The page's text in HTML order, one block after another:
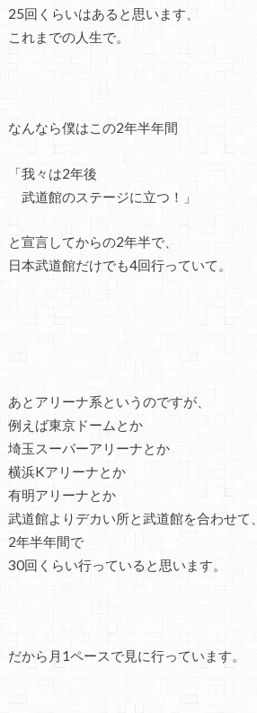
25回くらいはあると思います、
これまでの人生で。
なんなら僕はこの2年半年間
「我々は2年後
武道館のステージに立つ！」
と宣言してからの2年半で、
日本武道館だけでも4回行っていて。
あとアリーナ系というのですが、
例えば東京ドームとか
埼玉スーパーアリーナとか
横浜Kアリーナとか
有明アリーナとか
武道館よりデカい所と武道館を合わせて、
2年半年間で
30回くらい行っていると思います。
だから月1ペースで見に行っています。